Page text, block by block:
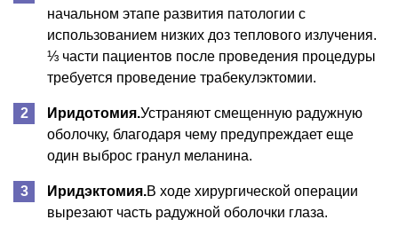
начальном этапе развития патологии с
использованием низких доз теплового излучения.
⅓ части пациентов после проведения процедуры
требуется проведение трабекулэктомии.
Иридотомия.Устраняют смещенную радужную
оболочку, благодаря чему предупреждает еще
один выброс гранул меланина.
Иридэктомия.В ходе хирургической операции
вырезают часть радужной оболочки глаза.